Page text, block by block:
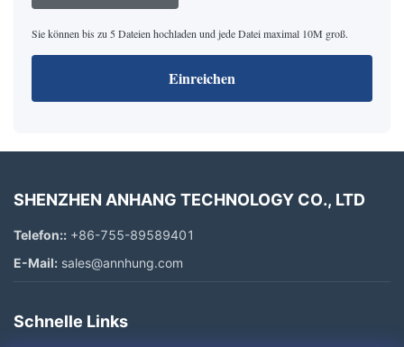
Sie können bis zu 5 Dateien hochladen und jede Datei maximal 10M groß.
Einreichen
SHENZHEN ANHANG TECHNOLOGY CO., LTD
Telefon:: +86-755-89589401
E-Mail: sales@annhung.com
Schnelle Links